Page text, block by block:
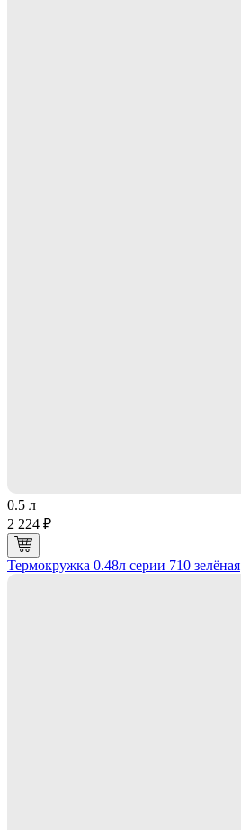
0.5 л
2 224 ₽
Термокружка 0.48л серии 710 зелёная